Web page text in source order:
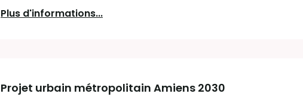
Plus d'informations...
Projet urbain métropolitain Amiens 2030